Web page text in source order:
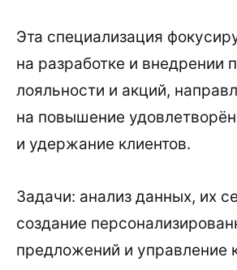
Эта специализация
на разработке и внедрении
лояльности и акций,
на повышение
и удержание клиентов.
Задачи: анализ данных, их
создание
предложений и управление